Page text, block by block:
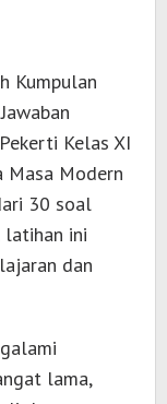
Kumpulan
Kelas XI
Masa Modern
30 soal
latihan ini
dan
lama,